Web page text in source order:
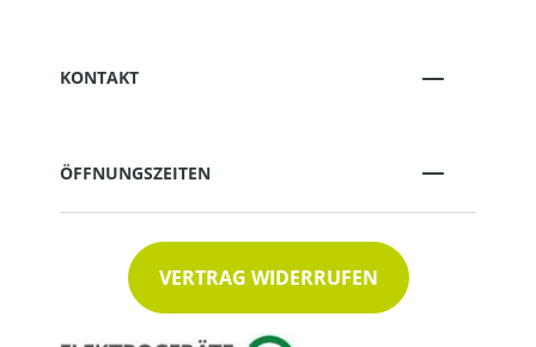
KONTAKT
ÖFFNUNGSZEITEN
VERTRAG WIDERRUFEN